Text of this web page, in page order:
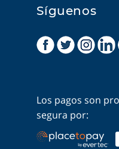
Síguenos
Los pagos son
segura por: